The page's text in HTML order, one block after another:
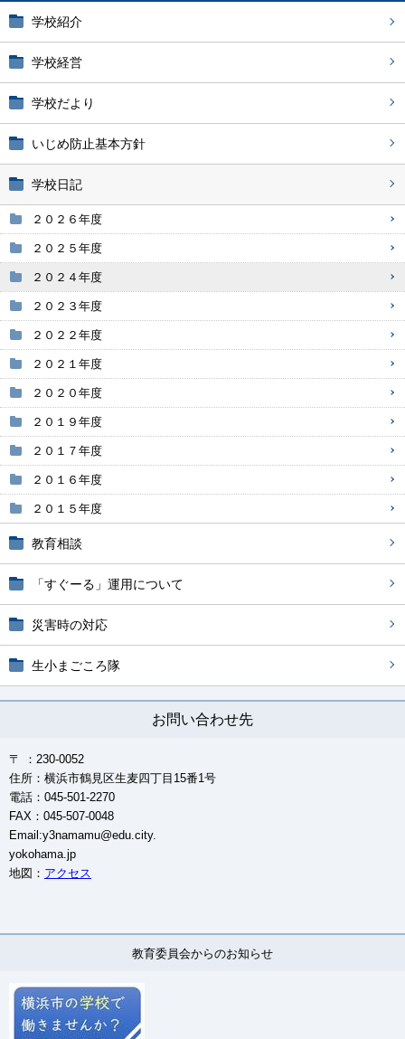
学校紹介
学校経営
学校だより
いじめ防止基本方針
学校日記
２０２６年度
２０２５年度
２０２４年度
２０２３年度
２０２２年度
２０２１年度
２０２０年度
２０１９年度
２０１７年度
２０１６年度
２０１５年度
教育相談
「すぐーる」運用について
災害時の対応
生小まごころ隊
お問い合わせ先
〒 ：230-0052
住所：横浜市鶴見区生麦四丁目15番1号
電話：045-501-2270
FAX：045-507-0048
Email:y3namamu@edu.city.
yokohama.jp
地図： アクセス
教育委員会からのお知らせ